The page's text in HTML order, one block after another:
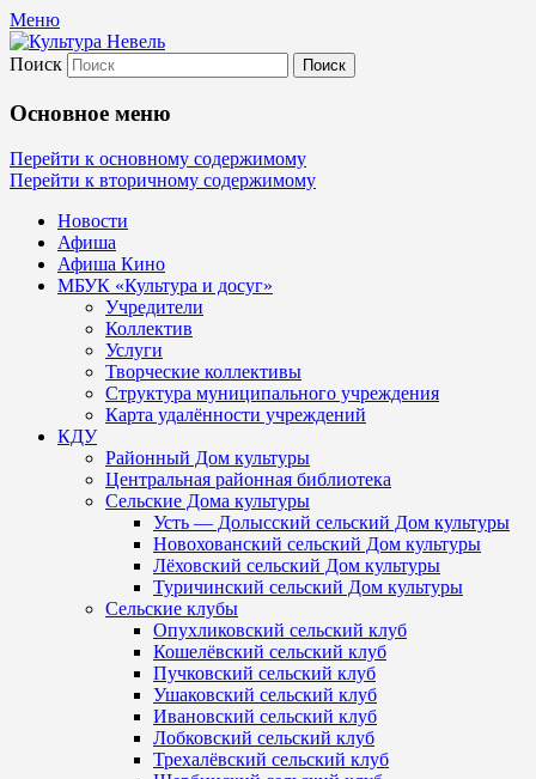
Меню
Культура Невель
МБУК Невельского района "Культура
и досуг"
Поиск
Основное меню
Перейти к основному содержимому
Перейти к вторичному содержимому
Новости
Афиша
Афиша Кино
МБУК «Культура и досуг»
Учредители
Коллектив
Услуги
Творческие коллективы
Структура муниципального учреждения
Карта удалённости учреждений
КДУ
Районный Дом культуры
Центральная районная библиотека
Сельские Дома культуры
Усть — Долысский сельский Дом культуры
Новохованский сельский Дом культуры
Лёховский сельский Дом культуры
Туричинский сельский Дом культуры
Сельские клубы
Опухликовский сельский клуб
Кошелёвский сельский клуб
Пучковский сельский клуб
Ушаковский сельский клуб
Ивановский сельский клуб
Лобковский сельский клуб
Трехалёвский сельский клуб